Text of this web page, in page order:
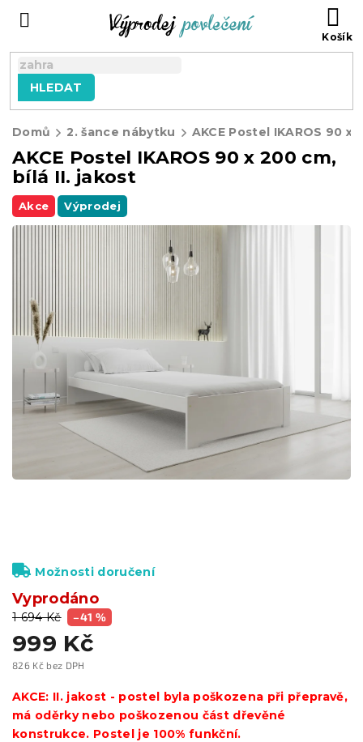
HLEDAT
Domů 2. šance nábytku
AKCE Postel IKAROS 90 x 200 cm,
bílá II. jakost
Akce Výprodej
1 694 Kč –41 %
999 Kč
826 Kč bez DPH
cena:
Vyprodáno
Možnosti doručení
AKCE: II. jakost - postel byla poškozena při přepravě,
má oděrky nebo poškozenou část dřevěné
konstrukce. Postel je 100% funkční.